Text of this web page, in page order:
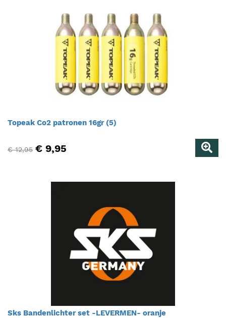
Topeak Co2 patronen 16gr (5)
€ 12,95 € 9,95
Sks Bandenlichter set -LEVERMEN- oranje